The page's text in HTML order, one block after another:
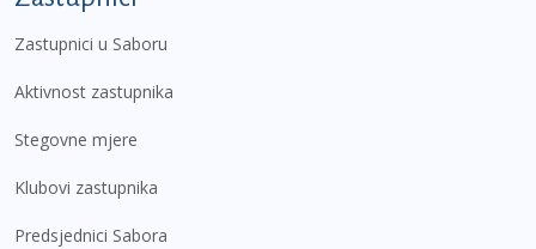
Zastupnici u Saboru
Aktivnost zastupnika
Stegovne mjere
Klubovi zastupnika
Predsjednici Sabora